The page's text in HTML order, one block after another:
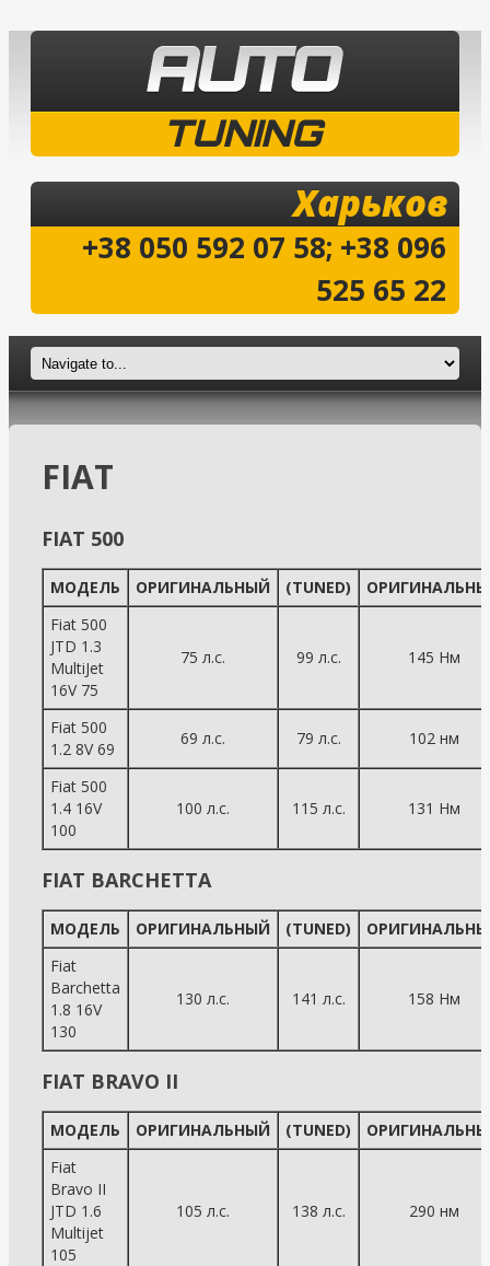
TUNING
Харьков
+38 050 592 07 58; +38 096
525 65 22
FIAT
FIAT 500
МОДЕЛЬ ОРИГИНАЛЬНЫЙ (TUNED)
Fiat 500
JTD 1.3
MultiJet
16V 75
75 л.с. 99 л.с. 145 Нм
Fiat 500
1.2 8V 69
69 л.с. 79 л.с. 102 нм
Fiat 500
1.4 16V
100
100 л.с. 115 л.с. 131 Нм
FIAT BARCHETTA
МОДЕЛЬ ОРИГИНАЛЬНЫЙ (TUNED)
Fiat
Barchetta
1.8 16V
130
130 л.с. 141 л.с. 158 Нм
FIAT BRAVO II
МОДЕЛЬ ОРИГИНАЛЬНЫЙ (TUNED)
Fiat
Bravo II
JTD 1.6
Multijet
105
105 л.с. 138 л.с. 290 нм